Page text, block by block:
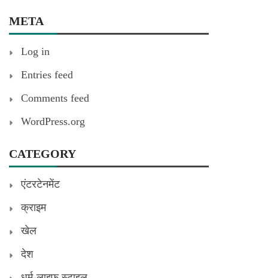
META
Log in
Entries feed
Comments feed
WordPress.org
CATEGORY
एंटरटेनमेंट
क्राइम
खेल
देश